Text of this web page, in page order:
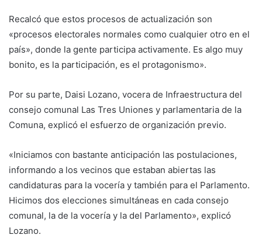
Recalcó que estos procesos de actualización son
«procesos electorales normales como cualquier otro en el
país», donde la gente participa activamente. Es algo muy
bonito, es la participación, es el protagonismo».
Por su parte, Daisi Lozano, vocera de Infraestructura del
consejo comunal Las Tres Uniones y parlamentaria de la
Comuna, explicó el esfuerzo de organización previo.
«Iniciamos con bastante anticipación las postulaciones,
informando a los vecinos que estaban abiertas las
candidaturas para la vocería y también para el Parlamento.
Hicimos dos elecciones simultáneas en cada consejo
comunal, la de la vocería y la del Parlamento», explicó
Lozano.